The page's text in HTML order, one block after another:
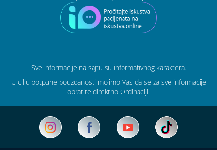
Sve informacije na sajtu su informativnog karaktera.
U cilju potpune pouzdanosti molimo Vas da se za sve informacije
obratite direktno Ordinaciji.